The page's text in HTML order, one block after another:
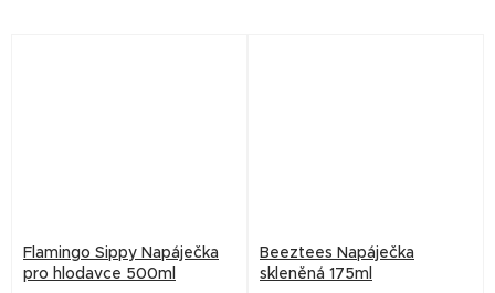
Flamingo Sippy Napáječka
pro hlodavce 500ml
Beeztees Napáječka
skleněná 175ml